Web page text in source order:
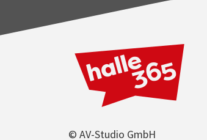
© AV-Studio GmbH